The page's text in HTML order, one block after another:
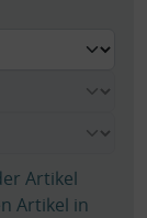
Artikel
Artikel in